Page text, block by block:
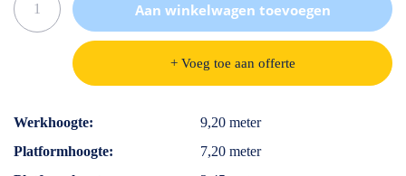
Aan winkelwagen toevoegen
+ Voeg toe aan offerte
Specificaties
Werkhoogte
9,20 meter
Platformhoogte
7,20 meter